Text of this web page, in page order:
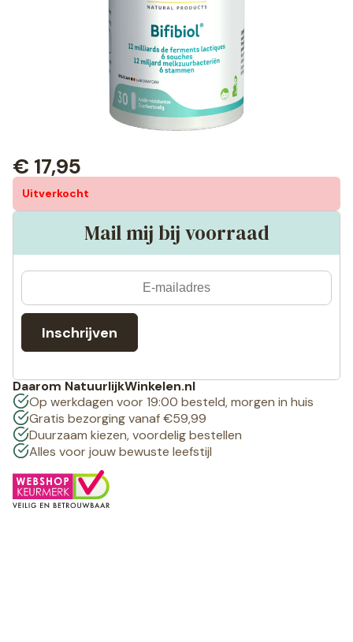
Uitverkocht
€ 17,95
Mail mij bij voorraad
Inschrijven
Daarom NatuurlijkWinkelen.nl
Op werkdagen voor 19:00 besteld, morgen in huis
Gratis bezorging vanaf €59,99
Duurzaam kiezen, voordelig bestellen
Alles voor jouw bewuste leefstijl